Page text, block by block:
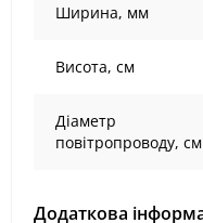
Ширина, мм
Висота, см
Діаметр
повітропроводу, см
Додаткова